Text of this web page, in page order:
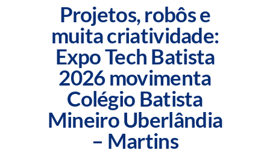
Perguntas Frequentes
Blog da Rede Batista
Projetos, robôs e
muita criatividade:
Expo Tech Batista
2026 movimenta
Colégio Batista
Mineiro Uberlândia
– Martins